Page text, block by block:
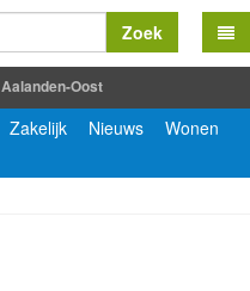
Zoek
Aalanden-Oost
Zakelijk Nieuws
Wonen